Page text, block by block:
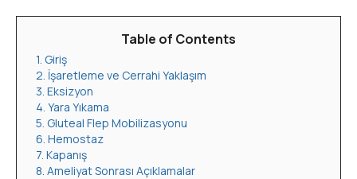
Table of Contents
1. Giriş
2. İşaretleme ve Cerrahi Yaklaşım
3. Eksizyon
4. Yara Yıkama
5. Gluteal Flep Mobilizasyonu
6. Hemostaz
7. Kapanış
8. Ameliyat Sonrası Açıklamalar